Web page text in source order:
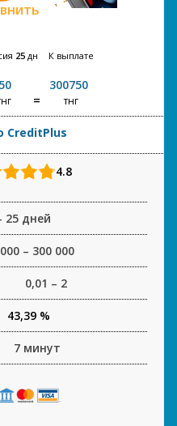
25 дн К выплате
300750
тнг
CreditPlus
4.8
25 дней
– 300 000
0,01 – 2
43,39 %
7 минут